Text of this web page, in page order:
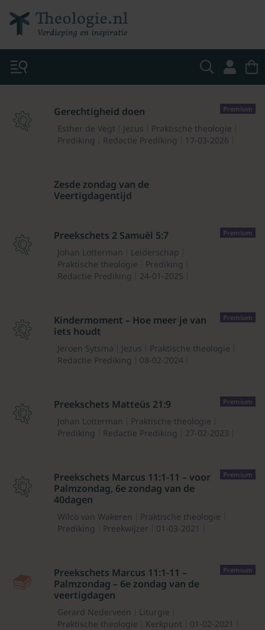
Premium
Gerechtigheid doen
Esther de Vegt Jezus
Praktische theologie
Prediking
Redactie Prediking 17-03-2026
Zesde zondag van de
Veertigdagentijd
Premium
Preekschets 2 Samuël 5:7
Johan Lotterman
Leiderschap
Praktische theologie
Prediking
Redactie Prediking
24-01-2025
Premium
Kindermoment – Hoe meer je van
iets houdt
Jeroen Sytsma Jezus
Praktische theologie
Redactie Prediking
08-02-2024
Premium
Preekschets Matteüs 21:9
Johan Lotterman
Praktische theologie
Prediking
Redactie Prediking 27-02-2023
Premium
Preekschets Marcus 11:1-11 – voor
Palmzondag, 6e zondag van de
40dagen
Wilco van Wakeren
Praktische theologie
Prediking
Preekwijzer 01-03-2021
Premium
Preekschets Marcus 11:1-11 –
Palmzondag – 6e zondag van de
veertigdagen
Gerard Nederveen
Liturgie
Praktische theologie
Kerkpunt 01-02-2021